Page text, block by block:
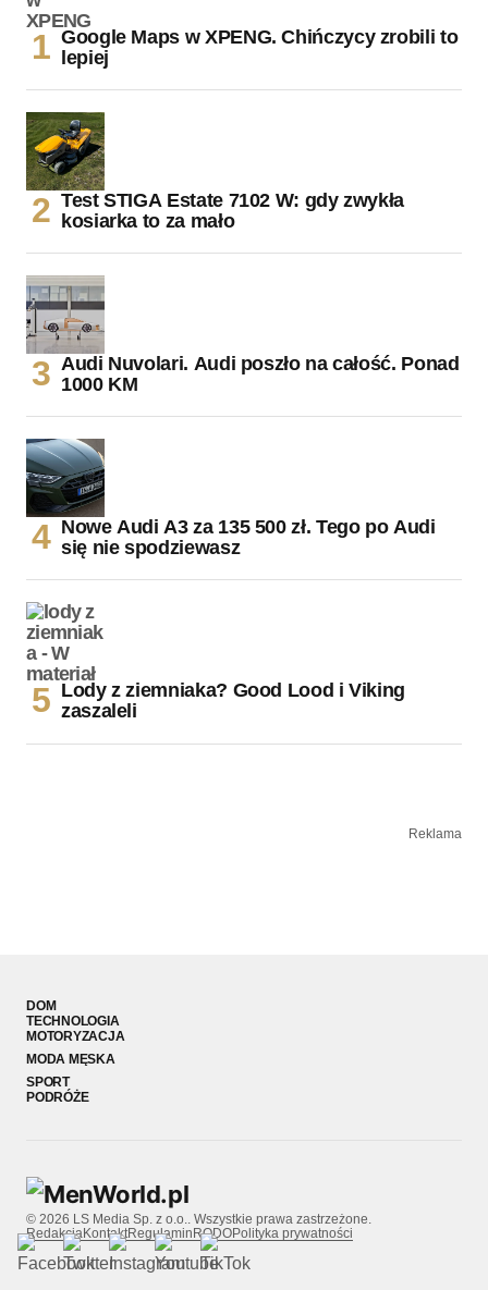
Google Maps w XPENG. Chińczycy zrobili to
lepiej
Test STIGA Estate 7102 W: gdy zwykła
kosiarka to za mało
Audi Nuvolari. Audi poszło na całość. Ponad
1000 KM
Nowe Audi A3 za 135 500 zł. Tego po Audi
się nie spodziewasz
Lody z ziemniaka? Good Lood i Viking
zaszaleli
Reklama
DOM
TECHNOLOGIA
MOTORYZACJA
MODA MĘSKA
SPORT
PODRÓŻE
© 2026 LS Media Sp. z o.o.. Wszystkie prawa zastrzeżone.
RedakcjaKontaktRegulamin RODOPolityka prywatności